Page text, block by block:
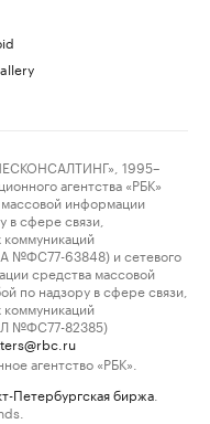
1995–
агентства «РБК»
информации
в сфере связи,
№ФС77-63848) и сетевого
средства массовой
по надзору в сфере связи,
№ФС77-82385)
агентство «РБК».
Петербургская биржа